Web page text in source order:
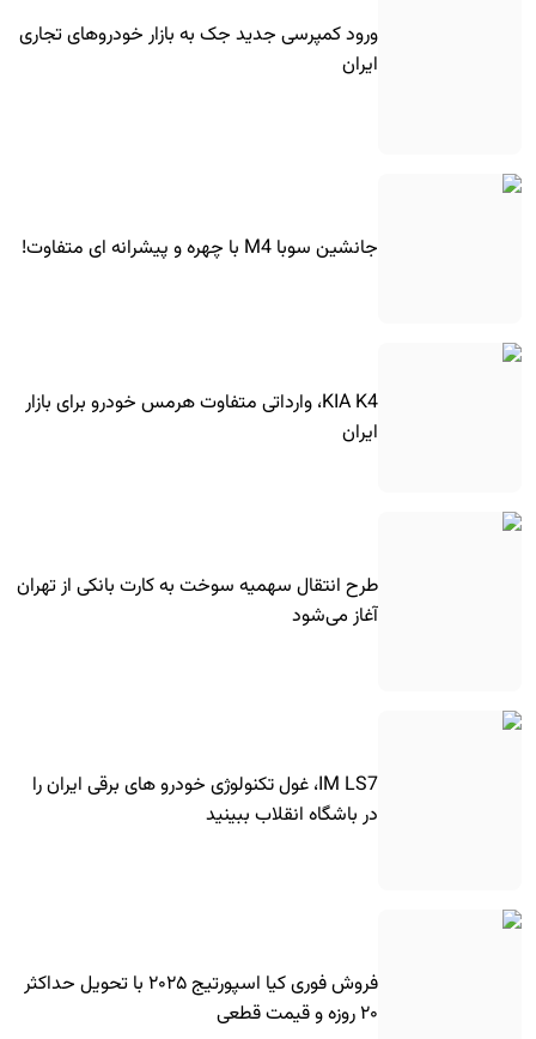
ورود کمپرسی جدید جک به بازار خودروهای تجاری
ایران
جانشین سوبا M4 با چهره و پیشرانه ای متفاوت!
KIA K4، وارداتی متفاوت هرمس خودرو برای بازار
ایران
طرح انتقال سهمیه سوخت به کارت بانکی از تهران
آغاز می‌شود
IM LS7، غول تکنولوژی خودرو های برقی ایران را
در باشگاه انقلاب ببینید
فروش فوری کیا اسپورتیج ۲۰۲۵ با تحویل حداکثر
۲۰ روزه و قیمت قطعی